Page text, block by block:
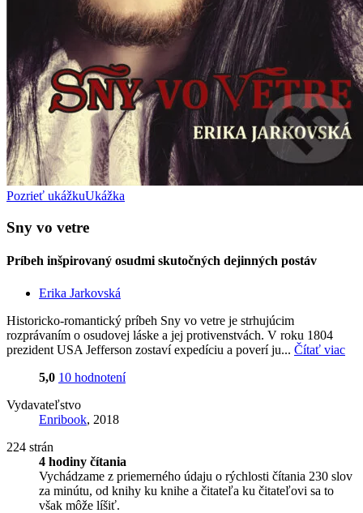
Pozrieť ukážkuUkážka
Sny vo vetre
Príbeh inšpirovaný osudmi skutočných dejinných postáv
Erika Jarkovská
Historicko-romantický príbeh Sny vo vetre je strhujúcim
rozprávaním o osudovej láske a jej protivenstvách. V roku 1804
prezident USA Jefferson zostaví expedíciu a poverí ju... Čítať viac
5,0 10 hodnotení
Vydavateľstvo
Enribook, 2018
224 strán
4 hodiny čítania
Vychádzame z priemerného údaju o rýchlosti čítania 230 slov
za minútu, od knihy ku knihe a čitateľa ku čitateľovi sa to
však môže líšiť.